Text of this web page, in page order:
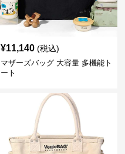
¥11,140 (税込)
マザーズバッグ 大容量 多機能ト
ート